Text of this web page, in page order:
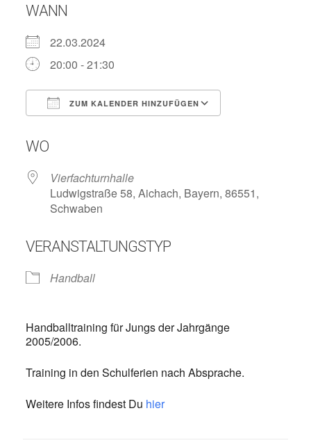
WANN
22.03.2024
20:00 - 21:30
ZUM KALENDER HINZUFÜGEN
WO
Vierfachturnhalle
Ludwigstraße 58, Aichach, Bayern, 86551,
Schwaben
VERANSTALTUNGSTYP
Handball
Handballtraining für Jungs der Jahrgänge
2005/2006.
Training in den Schulferien nach Absprache.
Weitere Infos findest Du hier